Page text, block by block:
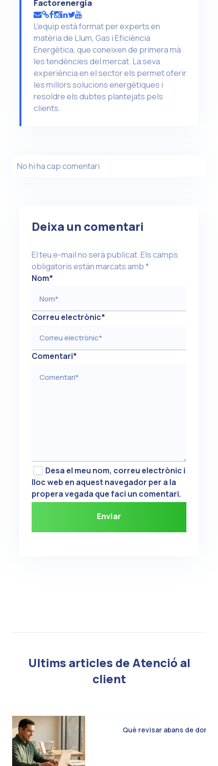
Factorenergia
L'equip està format per experts en
matèria de Llum, Gas i Eficiència
Energètica, que coneixen de primera mà
les tendències del mercat. La seva
experiència en el sector els permet oferir
les millors solucions energètiques i
resoldre els dubtes plantejats pels
clients.
No hi ha cap comentari
Deixa un comentari
El teu e-mail no serà publicat.Els camps
obligatoris están marcats amb*
Nom*
Correu electrònic*
Comentari*
Desa el meu nom, correu electrònic i
lloc web en aquest navegador per a la
propera vegada que faci un comentari.
Ultims articles de Atenció al
client
Què revisar abans de